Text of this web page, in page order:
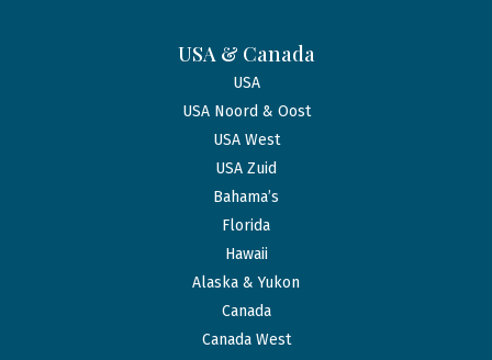
USA & Canada
USA
USA Noord & Oost
USA West
USA Zuid
Bahama’s
Florida
Hawaii
Alaska & Yukon
Canada
Canada West